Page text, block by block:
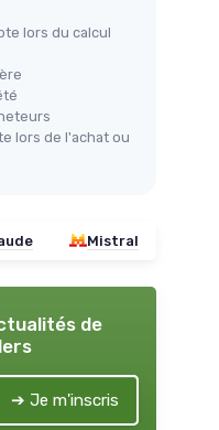
lors du calcul
lors de l'achat ou
Mistral
de
➔ Je m'inscris